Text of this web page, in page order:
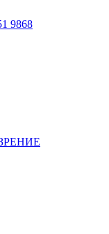
9868